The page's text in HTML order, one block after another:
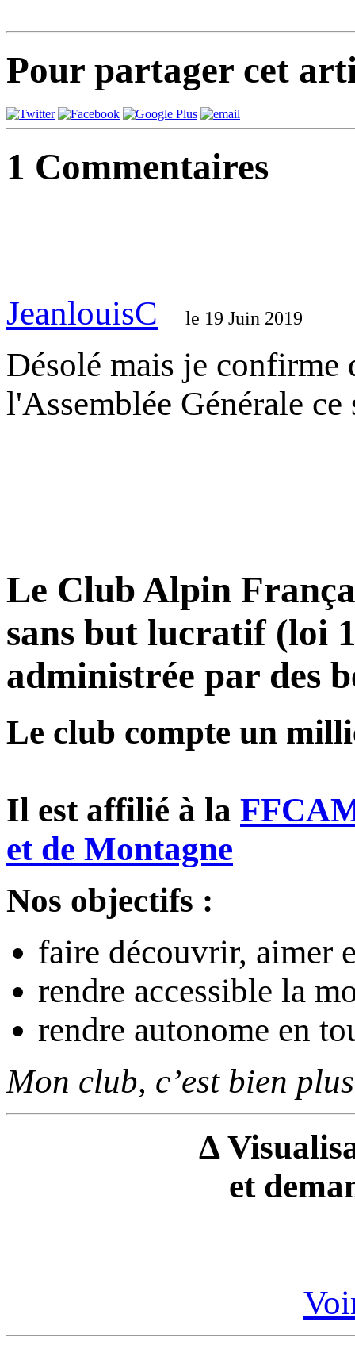
Pour partager cet
1 Commentaires
JeanlouisC le 19 Juin 2019
Désolé mais je confirme
l'Assemblée Générale ce
Le Club Alpin
sans but lucratif (loi
administrée par des
Le club compte un
Il est affilié à la
et de Montagne
Nos objectifs :
faire découvrir, aimer
rendre accessible la
rendre autonome en
Mon club, c’est bien
Δ
et